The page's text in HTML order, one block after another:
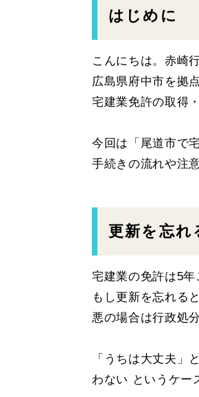
はじめに
こんにちは。赤崎
広島県府中市を拠
宅建業免許の取得
今回は「尾道市で
手続きの流れや注
更新を忘れ
宅建業の免許は5年
もし更新を忘れる
悪の場合は行政処
「うちは大丈夫
わない というケー